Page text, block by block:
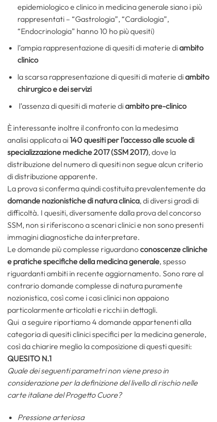
epidemiologico e clinico in medicina generale siano i più
rappresentati – “Gastrologia”, “Cardiologia”,
“Endocrinologia” hanno 10 ho più quesiti)
l’ampia rappresentazione di quesiti di materie diambito
clinico
la scarsa rappresentazione di quesiti di materie diambito
chirurgico e dei servizi
l’assenza di quesiti di materie diambito pre-clinico
È interessante inoltre il confronto con la medesima
analisi applicata ai140 quesiti per l’accesso alle scuole di
specializzazione mediche 2017 (SSM 2017), dove la
distribuzione del numero di quesiti non segue alcun criterio
di distribuzione apparente.
La prova si conferma quindi costituita prevalentemente da
domande nozionistiche di natura clinica, di diversi gradi di
difficoltà. I quesiti, diversamente dalla prova del concorso
SSM, non si riferiscono a scenari clinici e non sono presenti
immagini diagnostiche da interpretare.
Le domande più complesse riguardanoconoscenze cliniche
e pratiche specifiche della medicina generale, spesso
riguardanti ambiti in recente aggiornamento. Sono rare al
contrario domande complesse di natura puramente
nozionistica, così come i casi clinici non appaiono
particolarmente articolati e ricchi in dettagli.
Qui a seguire riportiamo 4 domande appartenenti alla
categoria di quesiti clinici specifici per la medicina generale,
così da chiarire meglio la composizione di questi quesiti:
QUESITO N.1
Quale dei seguenti parametri non viene preso in
considerazione per la definizione del livello di rischio nelle
carte italiane del Progetto Cuore?
Pressione arteriosa